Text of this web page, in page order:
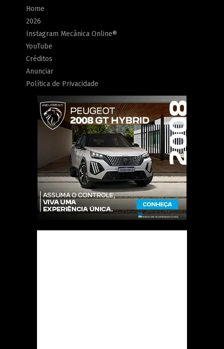
Home
2026
Instagram Mecânica Online®
YouTube
Créditos
Anunciar
Política de Privacidade